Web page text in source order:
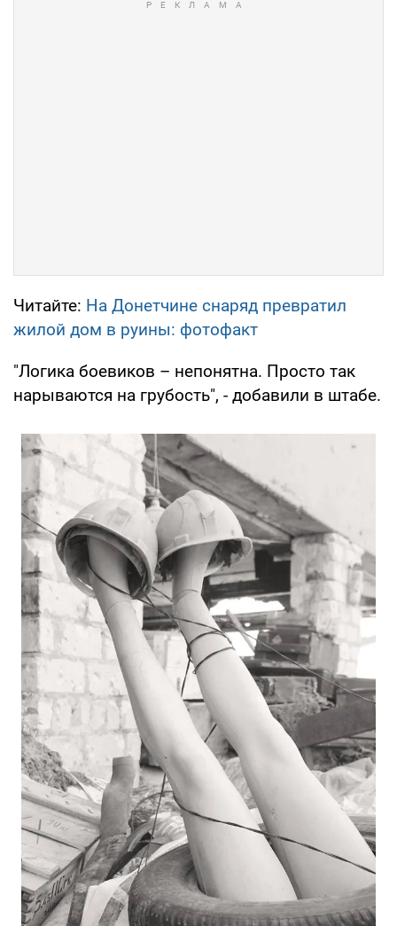
Читайте: На Донетчине снаряд превратил
жилой дом в руины: фотофакт
"Логика боевиков – непонятна. Просто так
нарываются на грубость", - добавили в штабе.